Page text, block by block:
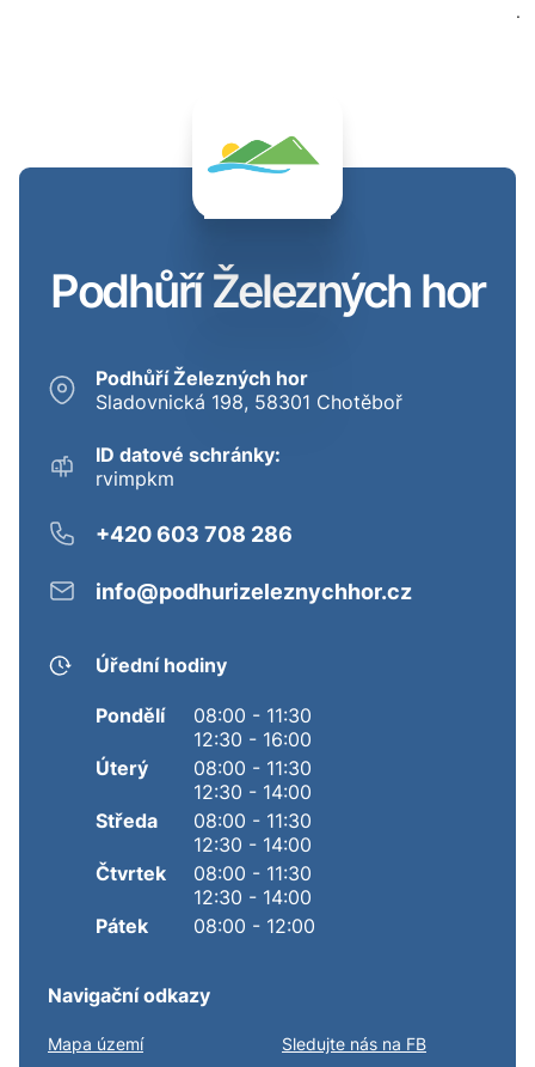
.
Podhůří Železných hor
Podhůří Železných hor
Sladovnická 198, 58301 Chotěboř
ID datové schránky:
rvimpkm
+420 603 708 286
info@podhurizeleznychhor.cz
Úřední hodiny
Pondělí
08:00 - 11:30
12:30 - 16:00
Úterý
08:00 - 11:30
12:30 - 14:00
Středa
08:00 - 11:30
12:30 - 14:00
Čtvrtek
08:00 - 11:30
12:30 - 14:00
Pátek
08:00 - 12:00
Navigační odkazy
Mapa území Sledujte nás na FB